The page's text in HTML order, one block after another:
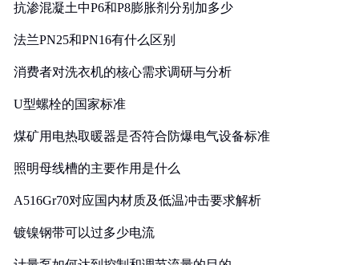
抗渗混凝土中P6和P8膨胀剂分别加多少
法兰PN25和PN16有什么区别
消费者对洗衣机的核心需求调研与分析
U型螺栓的国家标准
煤矿用电热取暖器是否符合防爆电气设备标准
照明母线槽的主要作用是什么
A516Gr70对应国内材质及低温冲击要求解析
镀镍钢带可以过多少电流